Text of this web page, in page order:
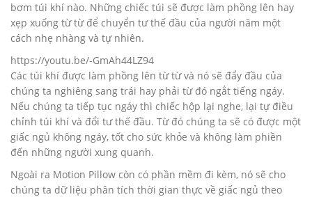
bơm túi khí nào. Những chiếc túi sẽ được làm phồng lên hay
xẹp xuống từ từ để chuyển tư thế đầu của người năm một
cách nhẹ nhàng và tự nhiên.
https://youtu.be/-GmAh44LZ94
Các túi khí được làm phồng lên từ từ và nó sẽ đẩy đầu của
chúng ta nghiêng sang trái hay phải từ đó ngắt tiếng ngáy.
Nếu chúng ta tiếp tục ngáy thì chiếc hộp lại nghe, lại tự điều
chỉnh túi khí và đổi tư thế đầu. Từ đó chúng ta sẽ có được một
giấc ngủ không ngáy, tốt cho sức khỏe và không làm phiền
đến những người xung quanh.
Ngoài ra Motion Pillow còn có phần mềm đi kèm, nó sẽ cho
chúng ta dữ liệu phân tích thời gian thực về giấc ngủ theo